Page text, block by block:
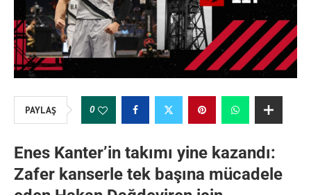
PAYLAŞ 0
Enes Kanter’in takımı yine kazandı:
Zafer kanserle tek başına mücadele